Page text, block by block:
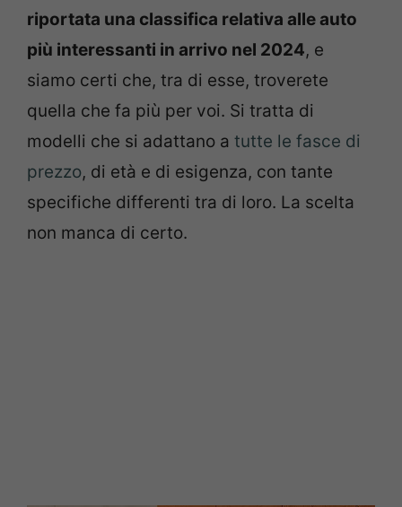
riportata una classifica relativa alle auto
più interessanti in arrivo nel 2024, e
siamo certi che, tra di esse, troverete
quella che fa più per voi. Si tratta di
modelli che si adattano a tutte le fasce di
prezzo, di età e di esigenza, con tante
specifiche differenti tra di loro. La scelta
non manca di certo.